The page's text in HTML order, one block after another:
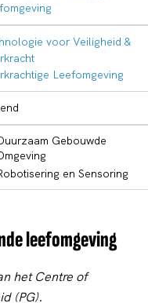
voor Veiligheid &
Leefomgeving
Gebouwde
en Sensoring
leefomgeving
het Centre of
(PG).